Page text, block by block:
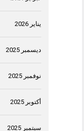
يناير 2026
ديسمبر 2025
نوفمبر 2025
أكتوبر 2025
سبتمبر 2025